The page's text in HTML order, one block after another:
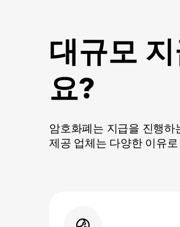
대규모
요?
암호화폐는 지급을 진행
제공 업체는 다양한 이유